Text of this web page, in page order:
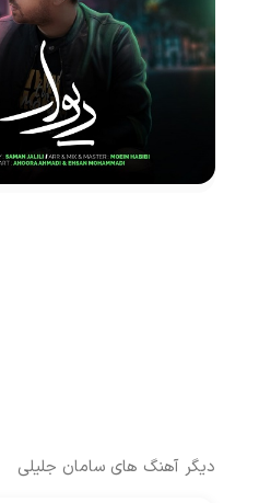
دیگر آهنگ های سامان جلیلی